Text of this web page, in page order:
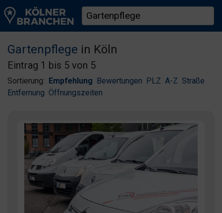
Gartenpflege in Köln
Eintrag 1 bis 5 von 5
Sortierung: Empfehlung Bewertungen PLZ A-Z Straße
Entfernung Öffnungszeiten